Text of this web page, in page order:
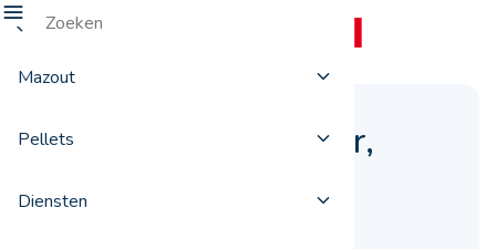
Mazout
Pellets
Diensten
Warmte aan je deur,
snel en eenvoudig